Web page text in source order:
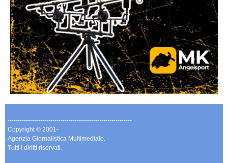
-------------------------------------------------------------
Copyright © 2001-
Agenzia Giornalistica Multimediale.
Tutti i diritti riservati.